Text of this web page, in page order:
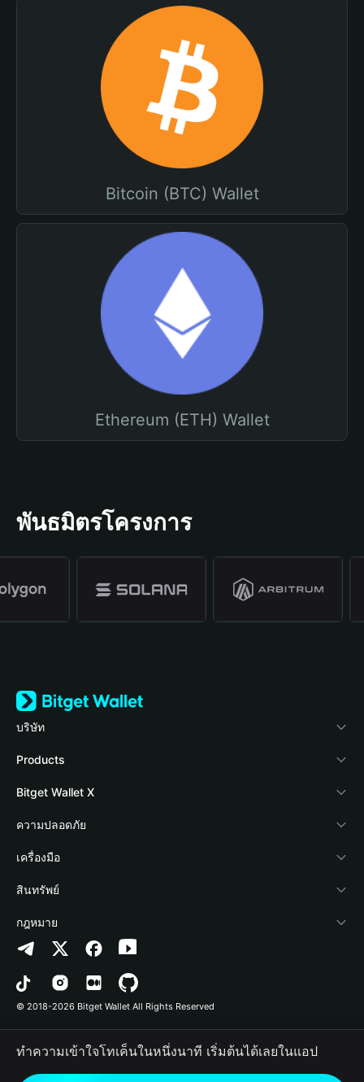
Bitcoin (BTC) Wallet
Ethereum (ETH) Wallet
พันธมิตรโครงการ
บริษัท
เกี่ยวกับ Bitget Wallet
Blog
Academy
ข่าวสารด้านคริปโต
ศูนย์ช่วยเหลือ
ติดต่อเรา
ทรัพยากรข้อมูลของแบรนด์
อาชีพ
Products
Crypto Card
Stablecoin Earn
Payfi Crypto
Crypto Swap API
Altcoin Season Index
Prediction Markets
DApp
RWA
Bitget Wallet X
นักพัฒนา
เชื่อมต่อ Wallet
Bitget Wallet Pay
ลิสต์โปรเจกต์
ความปลอดภัย
Protection Fund
เทคโนโลยีความปลอดภัย
เครื่องมือ
ซื้อคริปโต
การตรวจจับการอนุญาต
การตรวจจับสัญญา
การโอนเป็นชุด
สินทรัพย์
Arbitrum
Avalanche
Bitcoin
Polygon
กฎหมาย
นโยบายความเป็นส่วนตัว
ข้อตกลงในการใช้บริการ
© 2018-2026 Bitget Wallet All Rights Reserved
ทำความเข้าใจโทเค็นในหนึ่งนาที เริ่มต้นได้เลยในแอป